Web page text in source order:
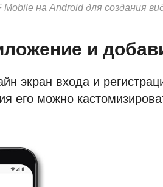
на Android для создания
и
экран входа и
его можно